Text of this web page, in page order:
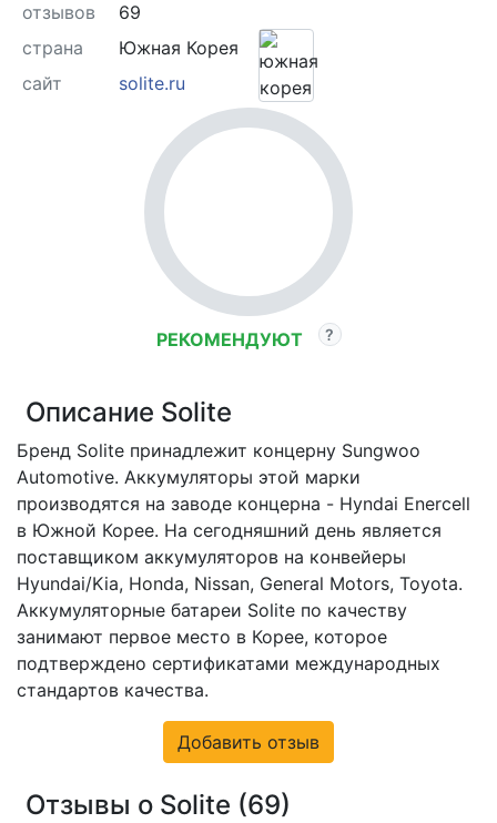
отзывов
69
страна
Южная Корея
сайт
solite.ru
РЕКОМЕНДУЮТ
Описание Solite
Бренд Solite принадлежит концерну Sungwoo
Automotive. Аккумуляторы этой марки
производятся на заводе концерна - Hyndai Enercell
в Южной Корее. На сегодняшний день является
поставщиком аккумуляторов на конвейеры
Hyundai/Kia, Honda, Nissan, General Motors, Toyota.
Аккумуляторные батареи Solite по качеству
занимают первое место в Корее, которое
подтверждено сертификатами международных
стандартов качества.
Добавить отзыв
Отзывы о Solite (69)